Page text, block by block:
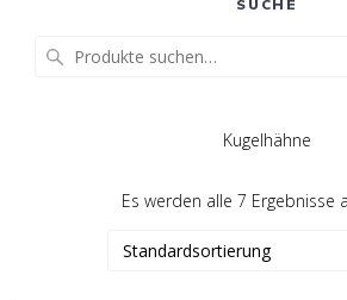
SUCHE
Kugelhähne
Es werden alle 7 Ergebnisse